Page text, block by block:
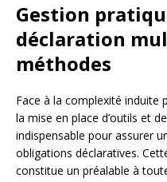
Gestion
déclaration
méthodes
Face à la complexité induite
la mise en place d’outils et
indispensable pour assurer
obligations déclaratives.
constitue un préalable à